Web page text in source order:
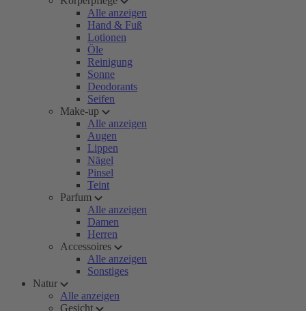
Alle anzeigen
Hand & Fuß
Lotionen
Öle
Reinigung
Sonne
Deodorants
Seifen
Make-up
Alle anzeigen
Augen
Lippen
Nägel
Pinsel
Teint
Parfum
Alle anzeigen
Damen
Herren
Accessoires
Alle anzeigen
Sonstiges
Natur
Alle anzeigen
Gesicht